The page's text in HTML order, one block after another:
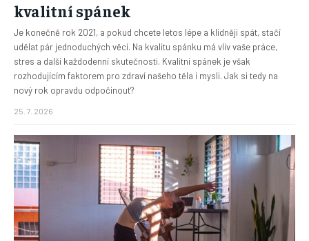
kvalitní spánek
Je konečně rok 2021, a pokud chcete letos lépe a klidněji spát, stačí
udělat pár jednoduchých věcí. Na kvalitu spánku má vliv vaše práce,
stres a další každodenní skutečnosti. Kvalitní spánek je však
rozhodujícím faktorem pro zdraví našeho těla i mysli. Jak si tedy na
nový rok opravdu odpočinout?
25. 7. 2026